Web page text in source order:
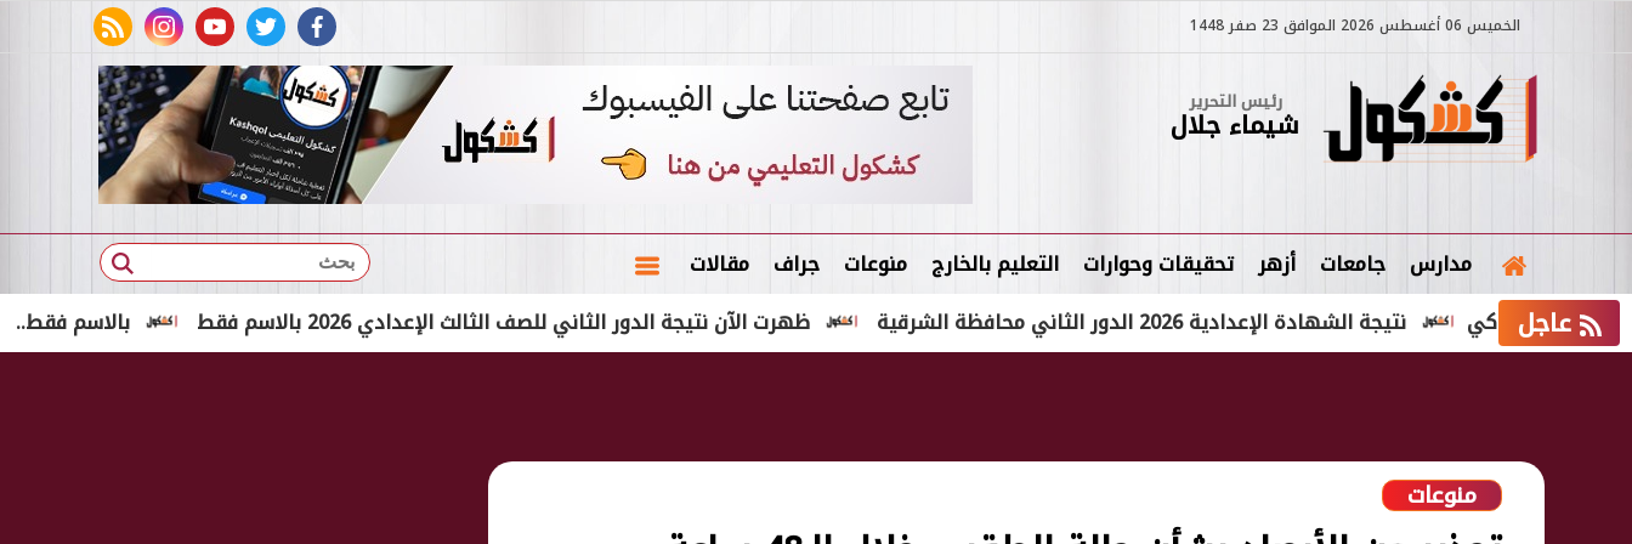
الخميس 06 أغسطس 2026 الموافق 23 صفر 1448
facebook
twitter
youtube
instagram
rss feed
رئيس التحرير
شيماء جلال
مدارس جامعات أزهر تحقيقات وحوارات التعليم بالخارج منوعات جراف مقالات بحث
عاجل بالاسم فقط.. نتيجة الشهادة ظهرت الآن نتيجة الدور الثاني للصف الثالث الإعدادي 2026 بالاسم فقط نتيجة الشهادة الإعدادية 2026 الدور الثاني محافظة الشرقية نقل ذكي
منوعات